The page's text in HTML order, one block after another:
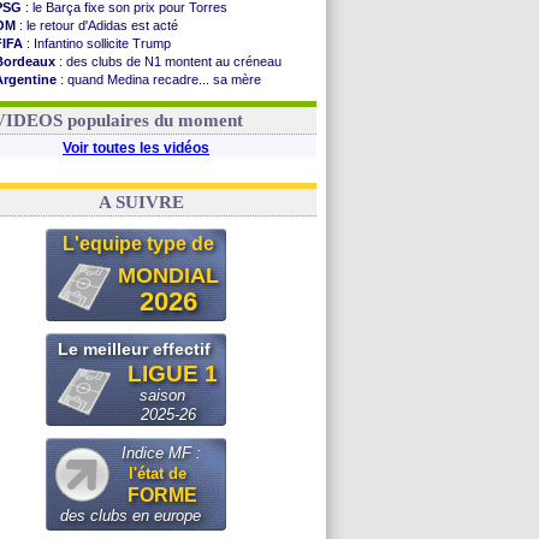
: le Barça fixe son prix pour Torres
: le retour d'Adidas est acté
: Infantino sollicite Trump
: des clubs de N1 montent au créneau
: quand Medina recadre... sa mère
: le club prêt à libérer Kondogbia ?
populaires du moment
Voir toutes les vidéos
A SUIVRE
L'equipe type de
MONDIAL
2026
Le meilleur effectif
LIGUE 1
saison
2025-26
Indice MF :
l'état de
FORME
des clubs en europe